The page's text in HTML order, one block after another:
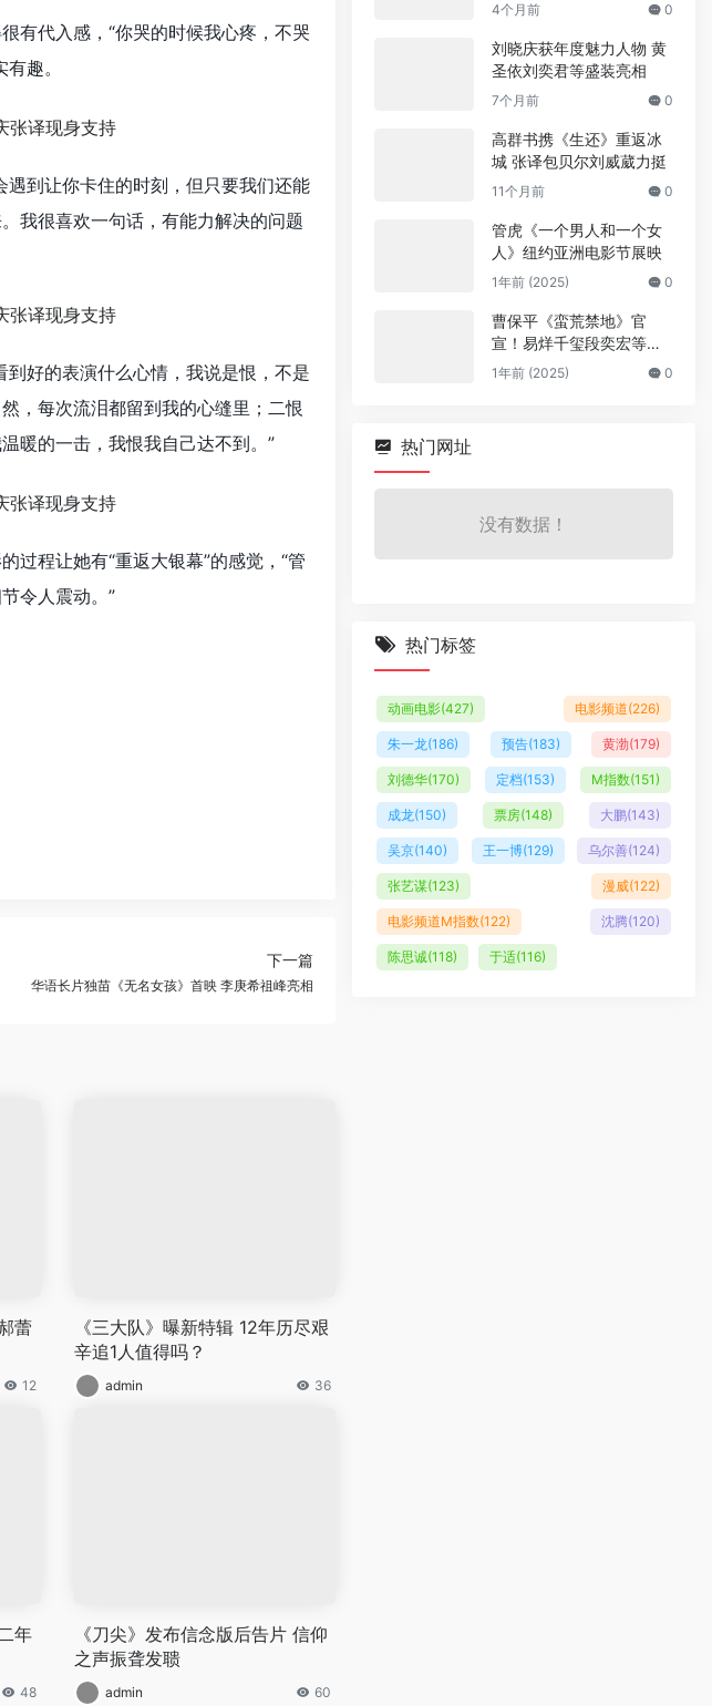
有代入感，“你哭的时候我心疼，不哭
趣。
到让你卡住的时刻，但只要我们还能
我很喜欢一句话，有能力解决的问题
好的表演什么心情，我说是恨，不是
，每次流泪都留到我的心缝里；二恨
暖的一击，我恨我自己达不到。”
过程让她有“重返大银幕”的感觉，“管
令人震动。”
下一篇
华语长片独苗《无名女孩》首映 李庚希祖峰亮相
蕾
12
《三大队》曝新特辑 12年历尽艰
辛追1人值得吗？
admin 36
年
48
《刀尖》发布信念版后告片 信仰
之声振聋发聩
admin 60
4个月前 0
刘晓庆获年度魅力人物 黄
圣依刘奕君等盛装亮相
7个月前 0
高群书携《生还》重返冰
城 张译包贝尔刘威葳力挺
11个月前 0
管虎《一个男人和一个女
人》纽约亚洲电影节展映
1年前 (2025) 0
曹保平《蛮荒禁地》官
宣！易烊千玺段奕宏等加
盟
1年前 (2025) 0
热门网址
没有数据！
热门标签
动画电影(427) 电影频道(226)
朱一龙(186) 预告(183) 黄渤(179)
刘德华(170) 定档(153) M指数(151)
成龙(150) 票房(148) 大鹏(143)
吴京(140) 王一博(129) 乌尔善(124)
张艺谋(123) 漫威(122)
电影频道M指数(122) 沈腾(120)
陈思诚(118) 于适(116)